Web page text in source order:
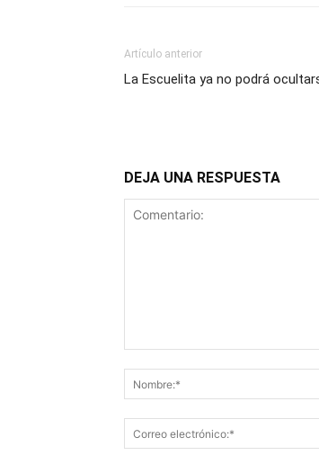
Artículo anterior
La Escuelita ya no podrá
DEJA UNA RESPUESTA